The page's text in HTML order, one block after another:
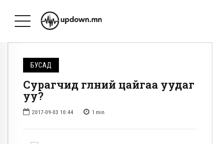
БУСАД
Сурагчид өглөөний цайгаа уудаг
уу?
2017-09-03 10:44 1 min